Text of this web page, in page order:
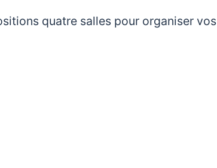
quatre salles pour organiser vos